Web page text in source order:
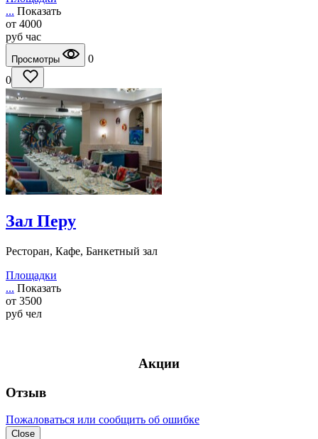
... Показать
от 4000
руб час
Просмотры
0
0
Зал Перу
Ресторан, Кафе, Банкетный зал
Площадки
... Показать
от 3500
руб чел
Акции
Отзыв
Пожаловаться или сообщить об ошибке
Close